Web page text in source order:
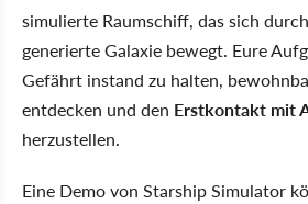
simulierte Raumschiff, das sich
generierte Galaxie bewegt. Eure
Gefährt instand zu halten,
entdecken und den Erstkontakt mit
herzustellen.
Eine Demo von Starship Simulator